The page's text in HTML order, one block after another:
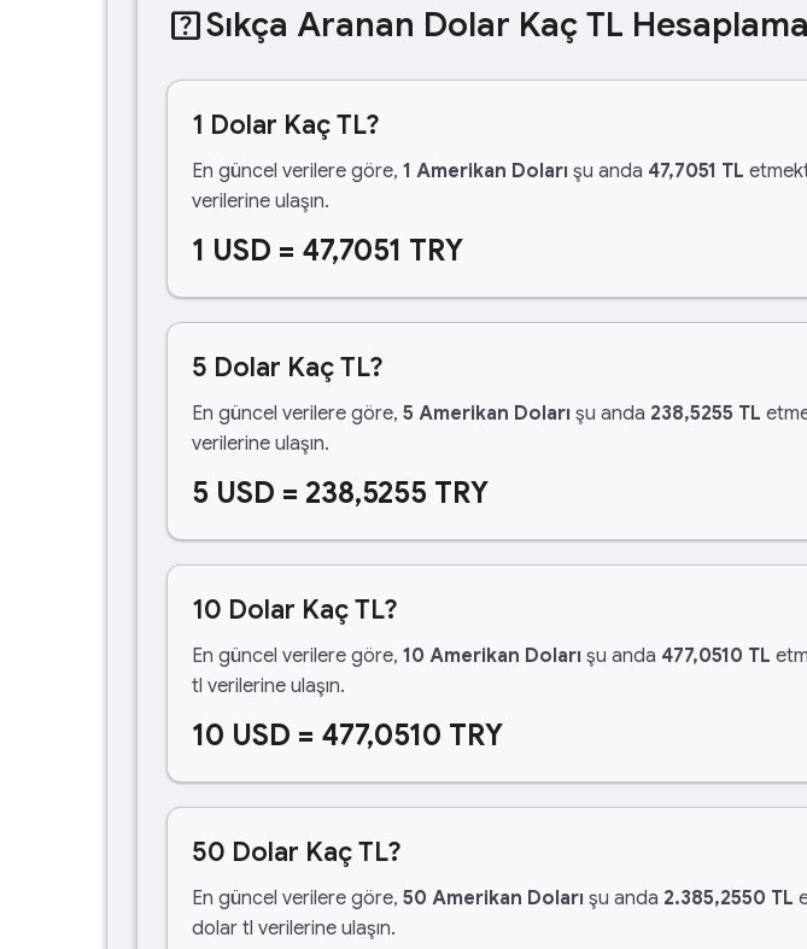
help_centerSıkça Aranan Dolar Kaç TL
1 Dolar Kaç TL?
En güncel verilere göre, 1 Amerikan Doları şu anda 47,7051 TL
verilerine ulaşın.
1 USD = 47,7051 TRY
5 Dolar Kaç TL?
En güncel verilere göre, 5 Amerikan Doları şu anda 238,5255 TL
verilerine ulaşın.
5 USD = 238,5255 TRY
10 Dolar Kaç TL?
En güncel verilere göre, 10 Amerikan Doları şu anda 477,0510 TL
tl verilerine ulaşın.
10 USD = 477,0510 TRY
50 Dolar Kaç TL?
En güncel verilere göre, 50 Amerikan Doları şu anda 2.385,2550 TL
dolar tl verilerine ulaşın.